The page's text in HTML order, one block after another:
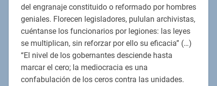
del engranaje constituido o reformado por hombres
geniales. Florecen legisladores, pululan archivistas,
cuéntanse los funcionarios por legiones: las leyes
se multiplican, sin reforzar por ello su eficacia” (…)
“El nivel de los gobernantes desciende hasta
marcar el cero; la mediocracia es una
confabulación de los ceros contra las unidades.